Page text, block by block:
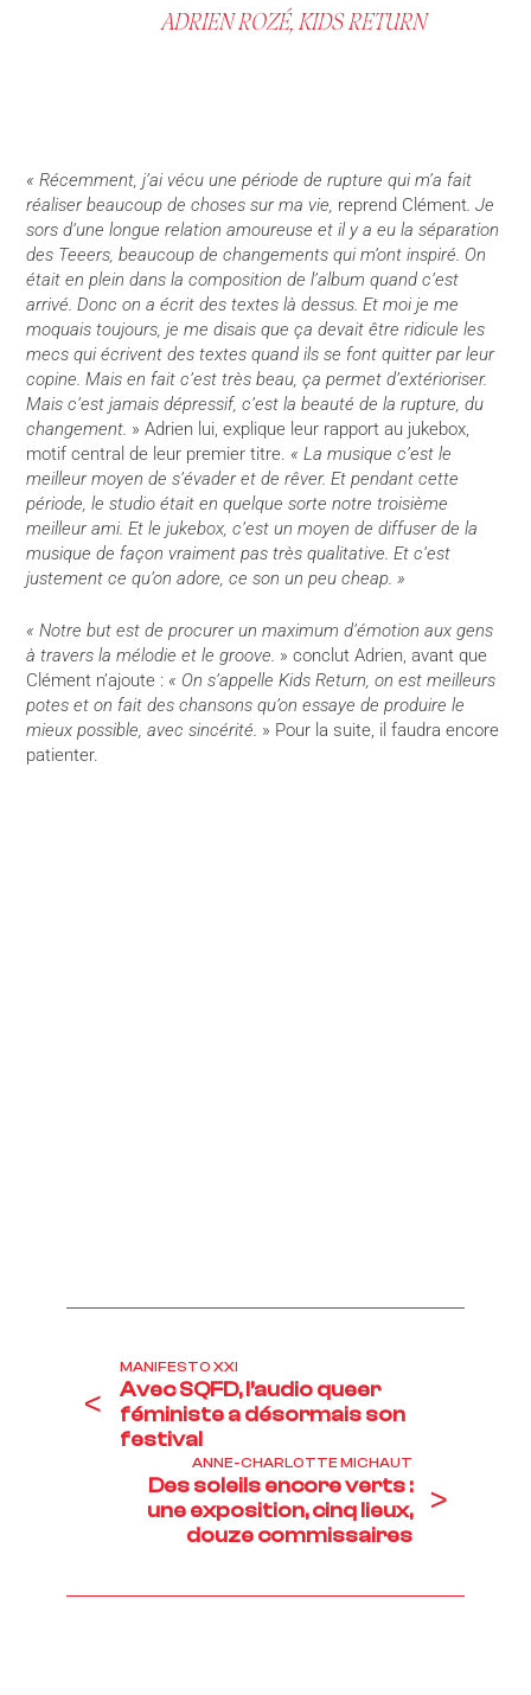
ADRIEN ROZÉ, KIDS RETURN
« Récemment, j’ai vécu une période de rupture qui m’a fait
réaliser beaucoup de choses sur ma vie, reprend Clément. Je
sors d’une longue relation amoureuse et il y a eu la séparation
des Teeers, beaucoup de changements qui m’ont inspiré. On
était en plein dans la composition de l’album quand c’est
arrivé. Donc on a écrit des textes là dessus. Et moi je me
moquais toujours, je me disais que ça devait être ridicule les
mecs qui écrivent des textes quand ils se font quitter par leur
copine. Mais en fait c’est très beau, ça permet d’extérioriser.
Mais c’est jamais dépressif, c’est la beauté de la rupture, du
changement. » Adrien lui, explique leur rapport au jukebox,
motif central de leur premier titre. « La musique c’est le
meilleur moyen de s’évader et de rêver. Et pendant cette
période, le studio était en quelque sorte notre troisième
meilleur ami. Et le jukebox, c’est un moyen de diffuser de la
musique de façon vraiment pas très qualitative. Et c’est
justement ce qu’on adore, ce son un peu cheap. »
« Notre but est de procurer un maximum d’émotion aux gens
à travers la mélodie et le groove. » conclut Adrien, avant que
Clément n’ajoute : « On s’appelle Kids Return, on est meilleurs
potes et on fait des chansons qu’on essaye de produire le
mieux possible, avec sincérité. » Pour la suite, il faudra encore
patienter.
<
MANIFESTO XXI
Avec SQFD, l’audio queer
féministe a désormais son
festival
ANNE-CHARLOTTE MICHAUT
Des soleils encore verts :
une exposition, cinq lieux,
douze commissaires
>